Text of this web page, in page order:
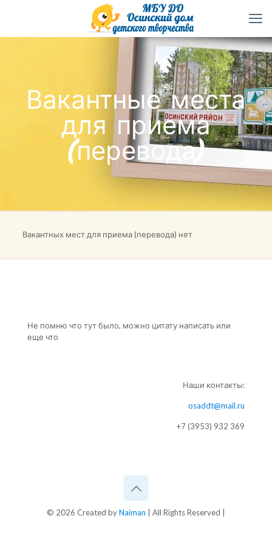
Вакантные места
для приема
(перевода)
Вакантных мест для приема (перевода) нет
Не помню что тут было, можно цитату написать или
еще что
Наши контакты:
osaddt@mail.ru
+7 (3953) 932 369
© 2026 Created byNaiman | All Rights Reserved |